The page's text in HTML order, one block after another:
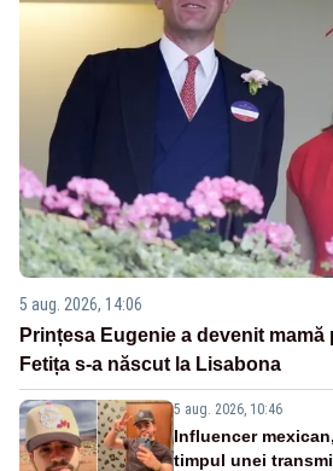
5 aug. 2026, 14:06
Prințesa Eugenie a devenit mamă
Fetița s-a născut la Lisabona
5 aug. 2026, 10:46
Influencer
timpul unei